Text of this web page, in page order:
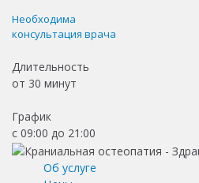
Необходима
консультация врача
Длительность
от 30 минут
График
с 09:00 до 21:00
Об услуге